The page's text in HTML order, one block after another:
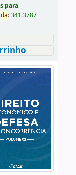
para
da:341.3787